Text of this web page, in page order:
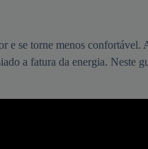
e se torne menos
a fatura da energia. Neste